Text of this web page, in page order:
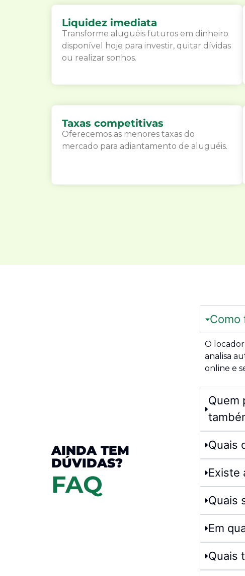
Liquidez imediata
Transforme aluguéis futuros em dinheiro
disponível hoje para investir, quitar dívidas
ou realizar sonhos.
Taxas competitivas
Oferecemos as menores taxas do
mercado para adiantamento de aluguéis.
AINDA TEM
DÚVIDAS?
FAQ
Como
O
analisa
online e
Quem
Quais
Existe
Quais
Em
Quais